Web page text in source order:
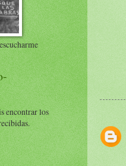
encontrar los